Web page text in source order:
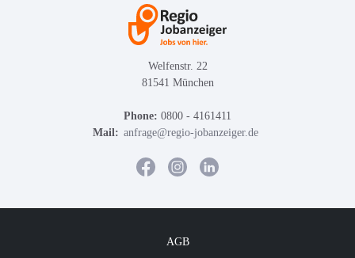
Welfenstr. 22
81541 München
Phone: 0800 - 4161411
Mail: anfrage@regio-jobanzeiger.de
AGB